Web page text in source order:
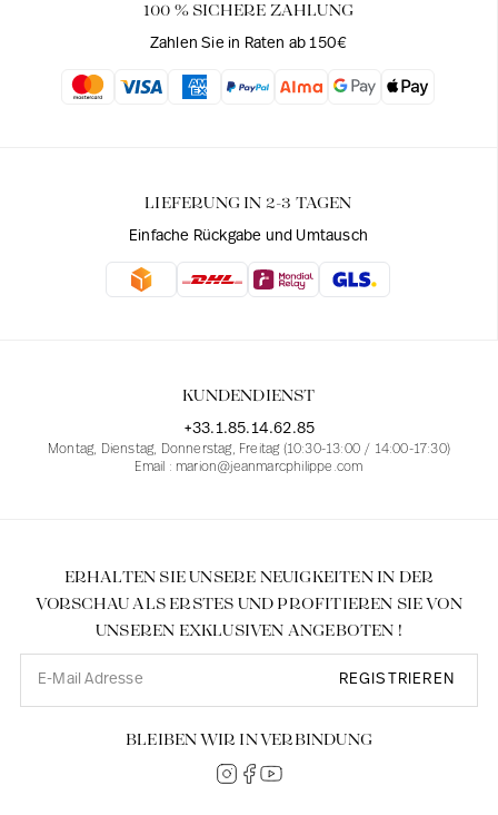
100 % SICHERE ZAHLUNG
Zahlen Sie in Raten ab 150€
LIEFERUNG IN 2-3 TAGEN
Einfache Rückgabe und Umtausch
KUNDENDIENST
+33.1.85.14.62.85
Montag, Dienstag, Donnerstag, Freitag (10:30-13:00 / 14:00-17:30)
Email : marion@jeanmarcphilippe.com
ERHALTEN SIE UNSERE NEUIGKEITEN IN DER
VORSCHAU ALS ERSTES UND PROFITIEREN SIE VON
UNSEREN EXKLUSIVEN ANGEBOTEN !
REGISTRIEREN
BLEIBEN WIR IN VERBINDUNG